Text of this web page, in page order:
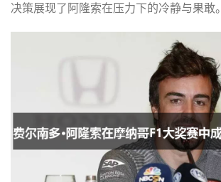
决策展现了阿隆索在压力下的冷静与果敢。